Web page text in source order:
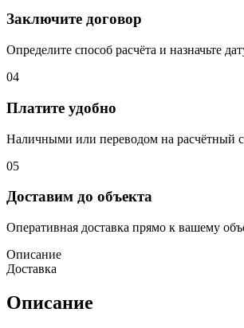
Заключите договор
Определите способ расчёта и назначьте
04
Платите удобно
Наличными или переводом на расчётный
05
Доставим до объекта
Оперативная доставка прямо к вашему
Описание
Доставка
Описание